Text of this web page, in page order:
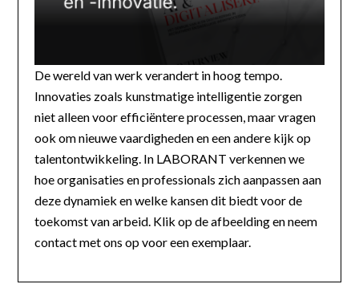
De wereld van werk verandert in hoog tempo.
Innovaties zoals kunstmatige intelligentie zorgen
niet alleen voor efficiëntere processen, maar vragen
ook om nieuwe vaardigheden en een andere kijk op
talentontwikkeling. In LABORANT verkennen we
hoe organisaties en professionals zich aanpassen aan
deze dynamiek en welke kansen dit biedt voor de
toekomst van arbeid. Klik op de afbeelding en neem
contact met ons op voor een exemplaar.